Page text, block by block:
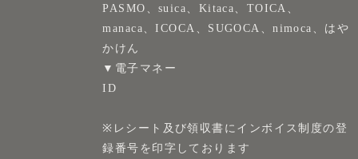
PASMO、suica、Kitaca、TOICA、
manaca、ICOCA、SUGOCA、nimoca、はや
かけん
▼電子マネー
ID
※レシート及び領収書にインボイス制度の登
録番号を印字しております